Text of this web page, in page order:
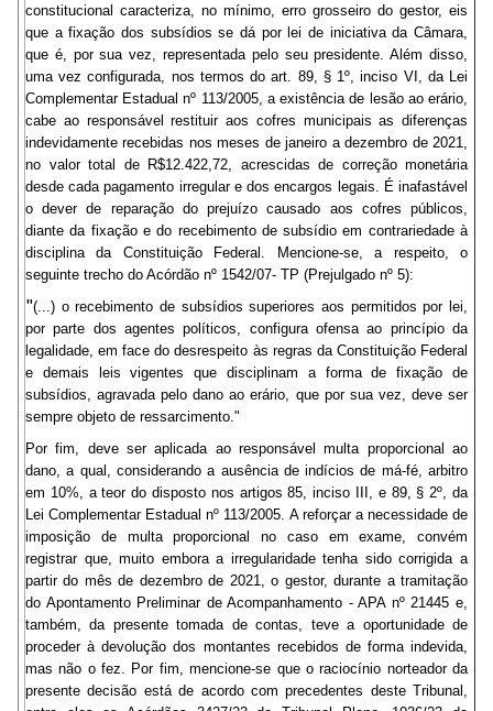
constitucional caracteriza, no mínimo, erro grosseiro do gestor, eis
que a fixação dos subsídios se dá por lei de iniciativa da Câmara,
que é, por sua vez, representada pelo seu presidente. Além disso,
uma vez configurada, nos termos do art. 89, § 1º, inciso VI, da Lei
Complementar Estadual nº 113/2005, a existência de lesão ao erário,
cabe ao responsável restituir aos cofres municipais as diferenças
indevidamente recebidas nos meses de janeiro a dezembro de 2021,
no valor total de R$12.422,72, acrescidas de correção monetária
desde cada pagamento irregular e dos encargos legais. É inafastável
o dever de reparação do prejuízo causado aos cofres públicos,
diante da fixação e do recebimento de subsídio em contrariedade à
disciplina da Constituição Federal. Mencione-se, a respeito, o
seguinte trecho do Acórdão nº 1542/07- TP (Prejulgado nº 5):
"(...) o recebimento de subsídios superiores aos permitidos por lei,
por parte dos agentes políticos, configura ofensa ao princípio da
legalidade, em face do desrespeito às regras da Constituição Federal
e demais leis vigentes que disciplinam a forma de fixação de
subsídios, agravada pelo dano ao erário, que por sua vez, deve ser
sempre objeto de ressarcimento."
Por fim, deve ser aplicada ao responsável multa proporcional ao
dano, a qual, considerando a ausência de indícios de má-fé, arbitro
em 10%, a teor do disposto nos artigos 85, inciso III, e 89, § 2º, da
Lei Complementar Estadual nº 113/2005. A reforçar a necessidade de
imposição de multa proporcional no caso em exame, convém
registrar que, muito embora a irregularidade tenha sido corrigida a
partir do mês de dezembro de 2021, o gestor, durante a tramitação
do Apontamento Preliminar de Acompanhamento - APA nº 21445 e,
também, da presente tomada de contas, teve a oportunidade de
proceder à devolução dos montantes recebidos de forma indevida,
mas não o fez. Por fim, mencione-se que o raciocínio norteador da
presente decisão está de acordo com precedentes deste Tribunal,